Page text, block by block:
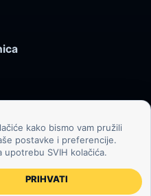
prava pridržana.
ideje za znatiželjne
kako bismo vam pružili
postavke i preferencije.
upotrebu SVIH kolačića.
PRIHVATI